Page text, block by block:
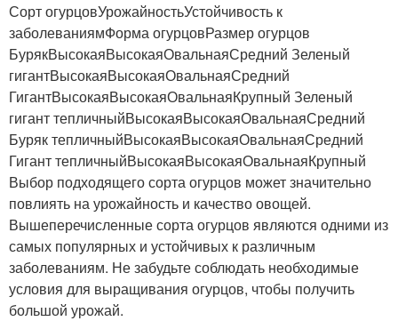
Сорт огурцовУрожайностьУстойчивость к
заболеваниямФорма огурцовРазмер огурцов
БурякВысокаяВысокаяОвальнаяСредний Зеленый
гигантВысокаяВысокаяОвальнаяСредний
ГигантВысокаяВысокаяОвальнаяКрупный Зеленый
гигант тепличныйВысокаяВысокаяОвальнаяСредний
Буряк тепличныйВысокаяВысокаяОвальнаяСредний
Гигант тепличныйВысокаяВысокаяОвальнаяКрупный
Выбор подходящего сорта огурцов может значительно
повлиять на урожайность и качество овощей.
Вышеперечисленные сорта огурцов являются одними из
самых популярных и устойчивых к различным
заболеваниям. Не забудьте соблюдать необходимые
условия для выращивания огурцов, чтобы получить
большой урожай.